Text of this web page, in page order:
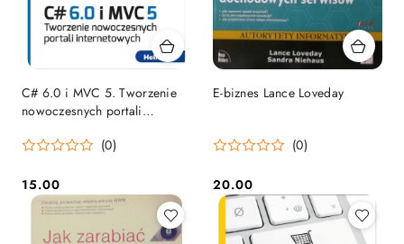
C# 6.0 i MVC 5. Tworzenie
nowoczesnych portali
(0)
Cena:
15.00
E-biznes Lance Loveday
(0)
Cena:
20.00